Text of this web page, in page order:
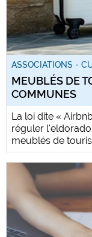
ASSOCIATIONS -
MEUBLÉS DE
COMMUNES
La loi dite «
réguler
meublés de